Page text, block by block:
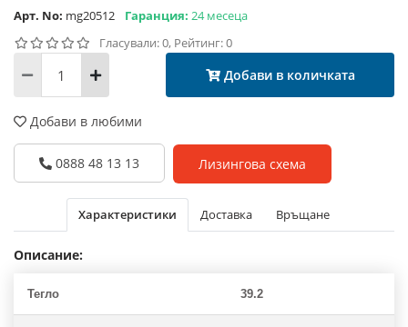
Арт. No: mg20512 Гаранция: 24 месеца
Гласували: 0, Рейтинг: 0
Добави в количката
Добави в любими
0888 48 13 13 Лизингова схема
Характеристики Доставка Връщане
Описание:
Тегло 39.2